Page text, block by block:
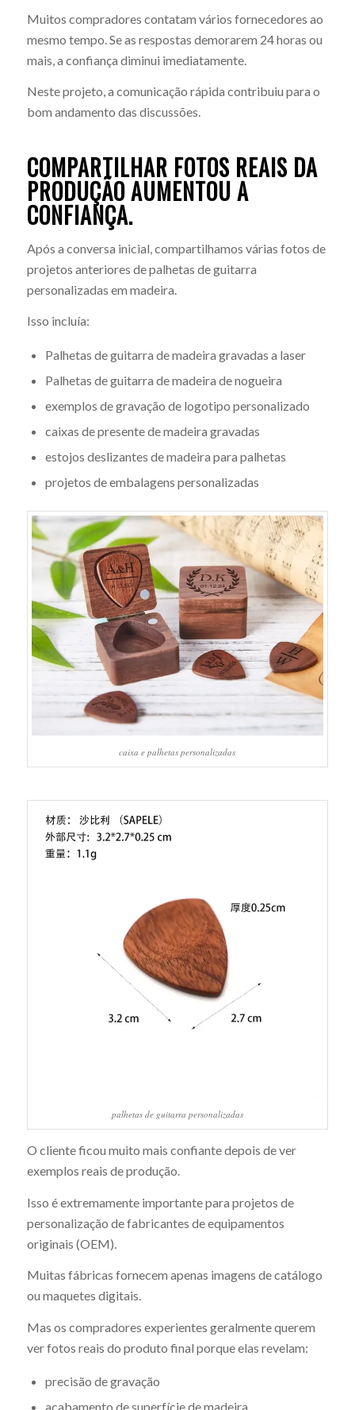
Muitos compradores contatam vários fornecedores ao
mesmo tempo. Se as respostas demorarem 24 horas ou
mais, a confiança diminui imediatamente.
Neste projeto, a comunicação rápida contribuiu para o
bom andamento das discussões.
COMPARTILHAR FOTOS REAIS DA
PRODUÇÃO AUMENTOU A
CONFIANÇA.
Após a conversa inicial, compartilhamos várias fotos de
projetos anteriores de palhetas de guitarra
personalizadas em madeira.
Isso incluía:
Palhetas de guitarra de madeira gravadas a laser
Palhetas de guitarra de madeira de nogueira
exemplos de gravação de logotipo personalizado
caixas de presente de madeira gravadas
estojos deslizantes de madeira para palhetas
projetos de embalagens personalizadas
caixa e palhetas personalizadas
palhetas de guitarra personalizadas
O cliente ficou muito mais confiante depois de ver
exemplos reais de produção.
Isso é extremamente importante para projetos de
personalização de fabricantes de equipamentos
originais (OEM).
Muitas fábricas fornecem apenas imagens de catálogo
ou maquetes digitais.
Mas os compradores experientes geralmente querem
ver fotos reais do produto final porque elas revelam:
precisão de gravação
acabamento de superfície de madeira